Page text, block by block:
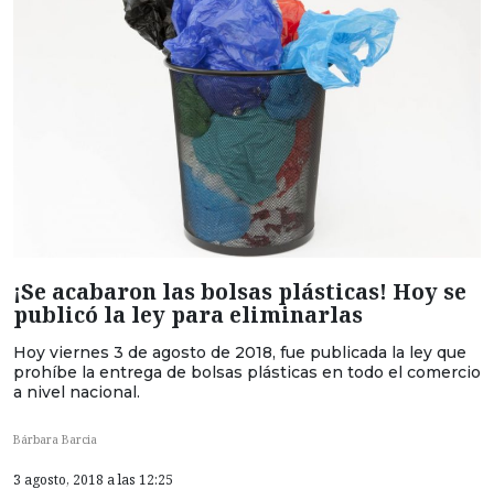
¡Se acabaron las bolsas plásticas! Hoy se
publicó la ley para eliminarlas
Hoy viernes 3 de agosto de 2018, fue publicada la ley que
prohíbe la entrega de bolsas plásticas en todo el comercio
a nivel nacional.
Bárbara Barcia
3 agosto, 2018 a las 12:25